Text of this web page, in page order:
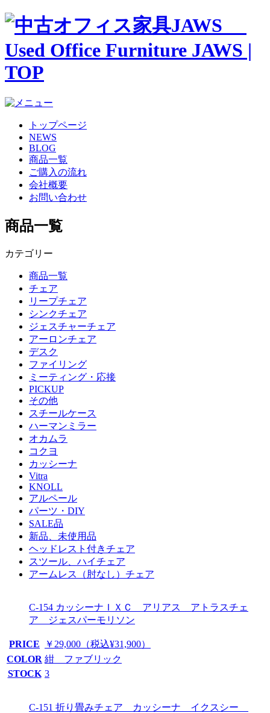
トップページ
NEWS
BLOG
商品一覧
ご購入の流れ
会社概要
お問い合わせ
商品一覧
カテゴリー
商品一覧
チェア
リープチェア
シンクチェア
ジェスチャーチェア
アーロンチェア
デスク
ファイリング
ミーティング・応接
PICKUP
その他
スチールケース
ハーマンミラー
オカムラ
コクヨ
カッシーナ
Vitra
KNOLL
アルペール
パーツ・DIY
SALE品
新品、未使用品
ヘッドレスト付きチェア
スツール、ハイチェア
アームレス（肘なし）チェア
C-154 カッシーナＩＸＣ アリアス アトラスチェ
ア ジェスパーモリソン
PRICE
￥29,000（税込¥31,900）
COLOR 紺 ファブリック
STOCK 3
C-151 折り畳みチェア カッシーナ イクスシー